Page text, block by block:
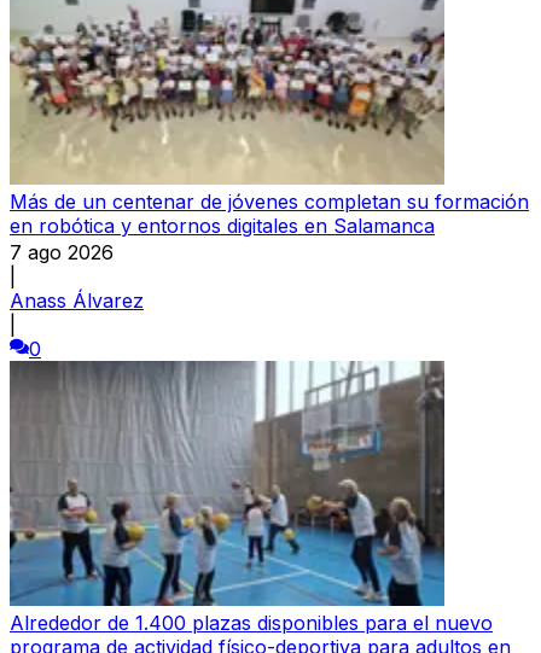
Más de un centenar de jóvenes completan su formación
en robótica y entornos digitales en Salamanca
7 ago 2026
Anass Álvarez
0
Alrededor de 1.400 plazas disponibles para el nuevo
programa de actividad físico-deportiva para adultos en